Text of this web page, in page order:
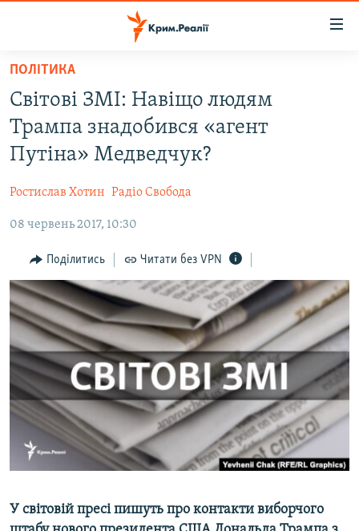
Перейти
основного
матеріалу
Перейти
до
основної
Перейти
пошуку
ВІДЕО ТА ФОТО
БЛОГИ
ПОГЛЯД
ІНТЕРВ'Ю
ВСЕ ЗА ДЕНЬ
СПЕЦПРОЕКТИ
ДЕПОРТАЦІЯ
ВІДЕОУРОКИ «ELIFBE»
СВІДЧЕННЯ ОКУПАЦІЇ
УКРАЇНСЬКА ПРОБЛЕМА КРИМУ
ІНФОГРАФІКА
ЯК ОБІЙТИ БЛОКУВАННЯ
Русский
Qırımtatar
ДОЛУЧАЙСЯ!
ПОЛІТИКА
Світові ЗМІ: Навіщо людям
Трампа знадобився «агент
Путіна» Медведчук?
Ростислав Хотин Радіо Свобода
08 червень 2017, 10:30
Поділитись Читати без VPN
У світовій пресі пишуть про контакти виборчого